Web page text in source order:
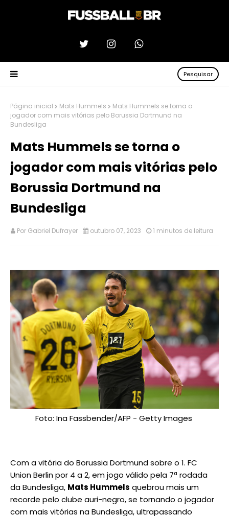
Pesquisar
Página inicial Mats Hummels
Mats Hummels se torna o
jogador com mais vitórias pelo Borussia Dortmund na
Bundesliga
Mats Hummels se torna o
jogador com mais vitórias pelo
Borussia Dortmund na
Bundesliga
Por Gabriel Dufrayer outubro 07, 2023 1 minutos de leitura
Foto: Ina Fassbender/AFP - Getty Images
Com a vitória do Borussia Dortmund sobre o 1. FC
Union Berlin por 4 a 2, em jogo válido pela 7ª rodada
da Bundesliga, Mats Hummels quebrou mais um
recorde pelo clube auri-negro, se tornando o jogador
com mais vitórias na Bundesliga, ultrapassando